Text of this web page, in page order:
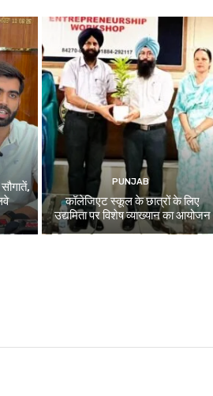
PUNJAB
कॉलेजिएट स्कूल के छात्रों के लिए
उद्यमिता पर विशेष व्याख्यान का आयोजन